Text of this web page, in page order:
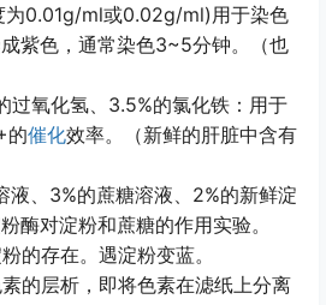
为0.01g/ml或0.02g/ml) 用于染色
紫色，通常染色3~5分钟。（也
过氧化氢、 3.5%的氯化铁：用于
的催化效率。（新鲜的肝脏中含有
、 3%的蔗糖溶液、 2%的新鲜淀
酶对淀粉和蔗糖的作用实验。
的存在。遇淀粉变蓝。
素的层析，即将色素在滤纸上分离